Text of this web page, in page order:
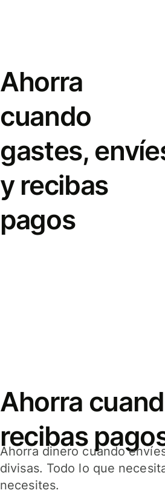
Ahorra
cuando
gastes,
y recibas
pagos
Ahorra
recibas
Ahorra dinero cuando
divisas. Todo lo que
necesites.